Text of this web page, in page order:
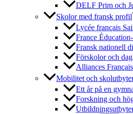
DELF Prim och
Skolor med fransk profil
Lycée français
France
Fransk nationell
Förskolor och
Alliances
Mobilitet och
Ett år på en
Forskning och